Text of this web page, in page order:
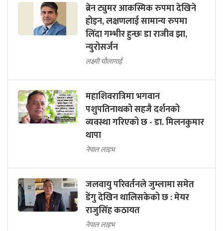
ब्रेन ट्युमर आकस्मिक रुपमा देखिने
होइन, लक्षणलाई सामान्य रुपमा
लिँदा गम्भीर हुन्छः डा राजीव झा,
न्युरोसर्जन
लक्ष्मी चौलागाईं
महाशिवरात्रिमा भगवान
पशुपतिनाथको सहजै दर्शनको
व्यवस्था गरिएको छ - डा. मिलनकुमार
थापा
नेपाल लाइभ
जलवायु परिवर्तनले जुम्लामा समेत
डेंगु देखिन थालिसकेको छ : मेयर
राजुसिंह कठायत
नेपाल लाइभ